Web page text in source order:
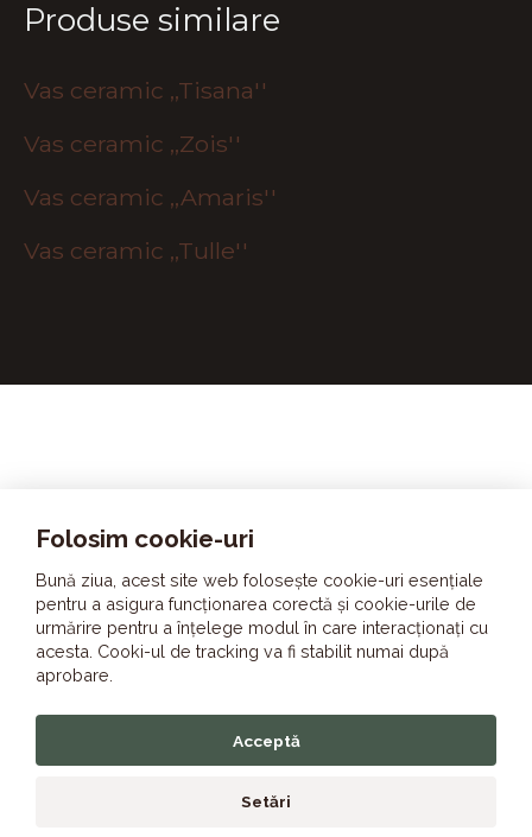
Produse similare
Vas ceramic ,,Tisana''
Vas ceramic ,,Zois''
Vas ceramic ,,Amaris''
Vas ceramic ,,Tulle''
Din Lut Românesc
Suntem o familie care iubește lutul. Am început să-l
înțelegem în atelierele olarilor tradiționali din Horezu și
Folosim cookie-uri
Bună ziua, acest site web folosește cookie-uri esențiale
pentru a asigura funcționarea corectă și cookie-urile de
urmărire pentru a înțelege modul în care interacționați cu
acesta. Cooki-ul de tracking va fi stabilit numai după
aprobare.
Acceptă
Setări